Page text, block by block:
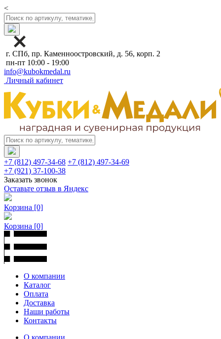
<
г. СПб, пр. Каменноостровский, д. 56, корп. 2
пн-пт 10:00 - 19:00
info@kubokmedal.ru
Личный кабинет
+7 (812) 497-34-68 +7 (812) 497-34-69
+7 (921) 37-100-38
Заказать звонок
Оставьте отзыв в Яндекс
Корзина [0]
Корзина [0]
О компании
Каталог
Оплата
Доставка
Наши работы
Контакты
О компании